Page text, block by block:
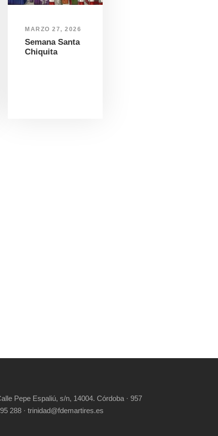
MARZO 27, 2026
Semana Santa
Chiquita
Pepe Espaliú, s/n, 14004. Córdoba · 957
288 · trinidad@fdemartires.es